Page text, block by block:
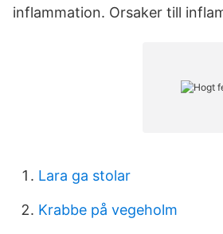
inflammation. Orsaker till
Lara ga stolar
Krabbe på vegeholm